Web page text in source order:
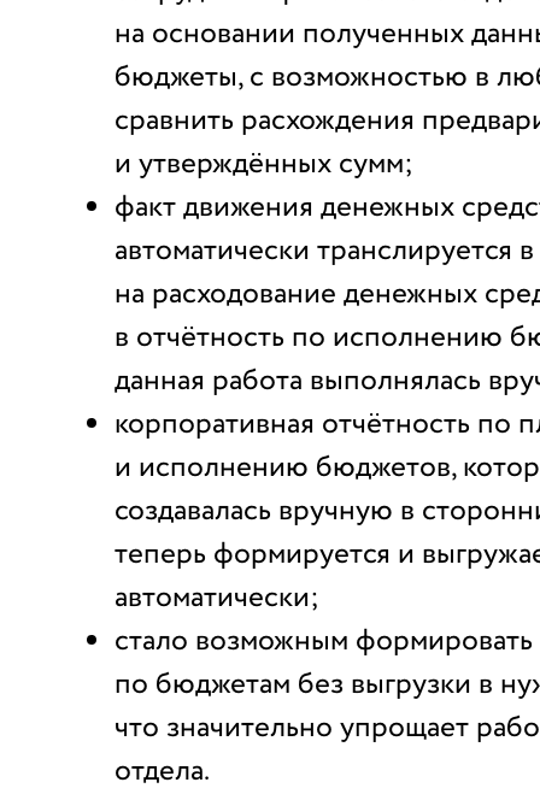
на основании полученных
бюджеты, с возможностью в
сравнить расхождения
и утверждённых сумм;
факт движения денежных
автоматически транслируется
на расходование денежных
в отчётность по исполнению
данная работа выполнялась
корпоративная отчётность по
и исполнению бюджетов,
создавалась вручную в
теперь формируется и
автоматически;
стало возможным формировать
по бюджетам без выгрузки в
что значительно упрощает
отдела.